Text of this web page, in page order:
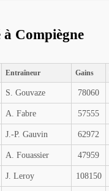
à Compiègne
Entraîneur Gains
S. Gouvaze 78060
A. Fabre 57555
J.-P. Gauvin 62972
A. Fouassier 47959
J. Leroy 108150